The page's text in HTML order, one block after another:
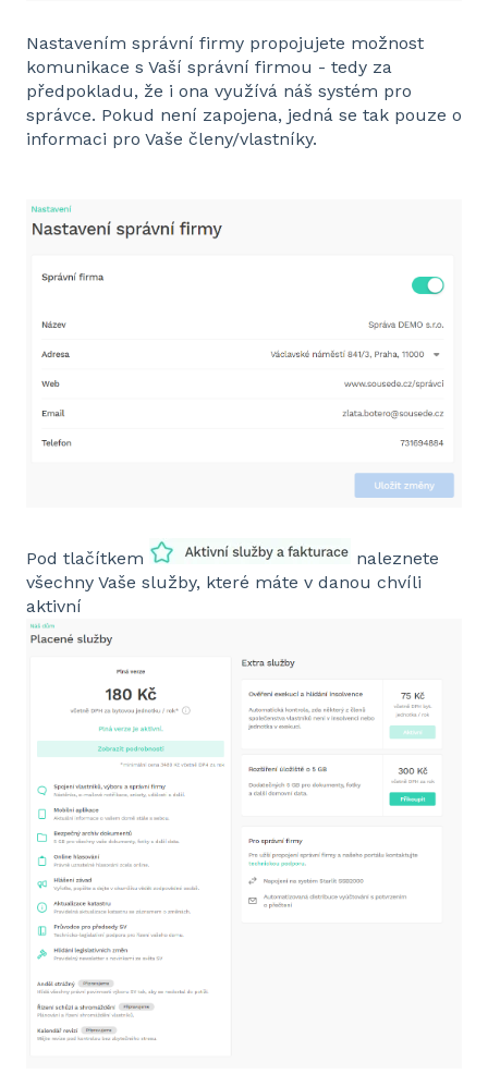
Nastavením správní firmy propojujete možnost
komunikace s Vaší správní firmou - tedy za
předpokladu, že i ona využívá náš systém pro
správce. Pokud není zapojena, jedná se tak pouze o
informaci pro Vaše členy/vlastníky.
Pod tlačítkem
naleznete
všechny Vaše služby, které máte v danou chvíli
aktivní